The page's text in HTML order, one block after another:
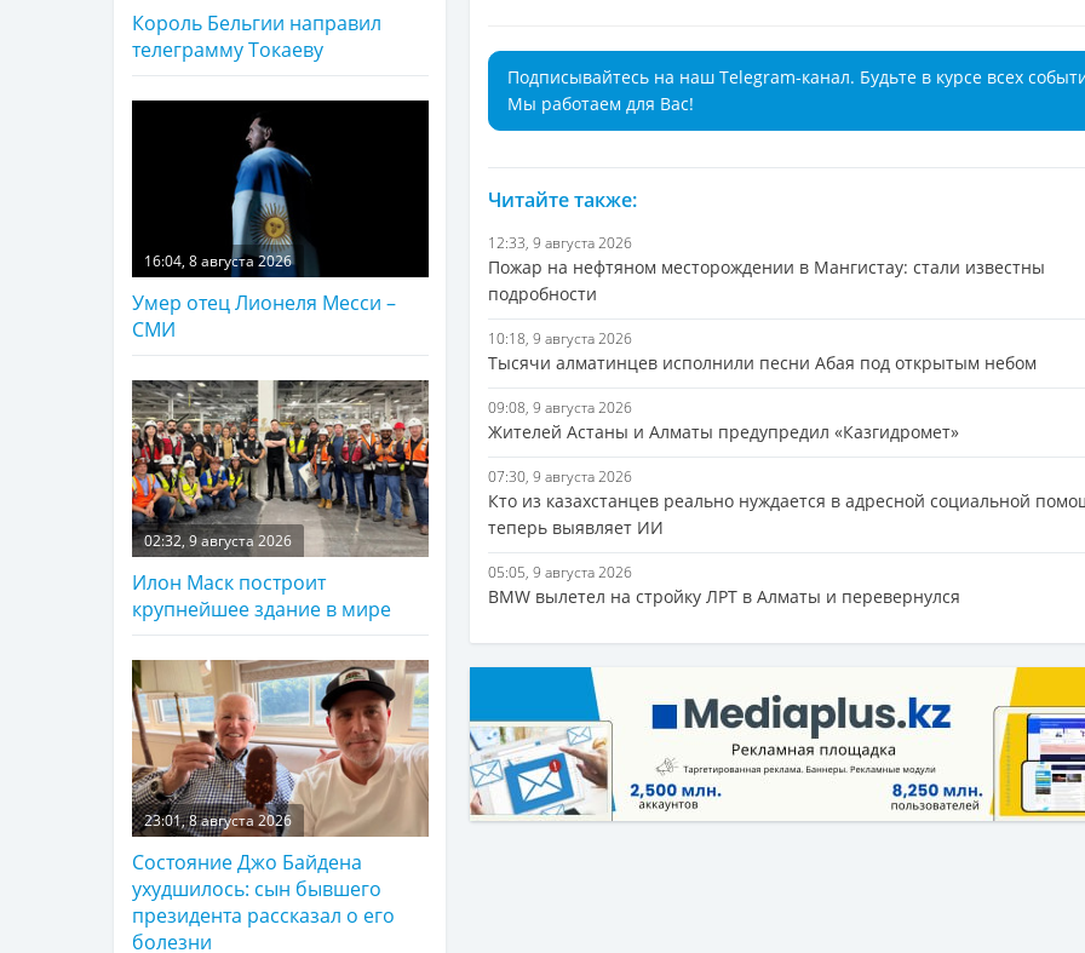
Подписывайтесь на наш Telegram-канал. Будьте в курсе всех
Мы работаем для Вас!
Читайте также:
12:33, 9 августа 2026
Пожар на нефтяном месторождении в Мангистау: стали известны
подробности
10:18, 9 августа 2026
Тысячи алматинцев исполнили песни Абая под открытым небом
09:08, 9 августа 2026
Жителей Астаны и Алматы предупредил «Казгидромет»
07:30, 9 августа 2026
Кто из казахстанцев реально нуждается в адресной социальной
теперь выявляет ИИ
05:05, 9 августа 2026
BMW вылетел на стройку ЛРТ в Алматы и перевернулся
Король Бельгии направил
телеграмму Токаеву
16:04, 8 августа 2026
Умер отец Лионеля Месси –
СМИ
02:32, 9 августа 2026
Илон Маск построит
крупнейшее здание в мире
23:01, 8 августа 2026
Состояние Джо Байдена
ухудшилось: сын бывшего
президента рассказал о его
болезни